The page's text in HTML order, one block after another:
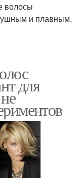
волосы
и плавным.
для